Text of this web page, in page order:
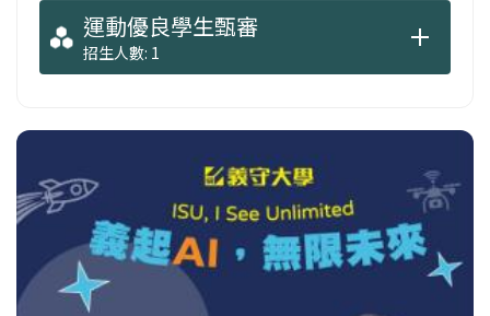
運動優良學生甄審
招生人數: 1